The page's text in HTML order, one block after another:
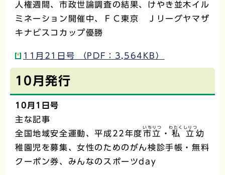
人権週間、市政世論調査の結果、けやき並木イル
ミネーション開催中、ＦＣ東京 Ｊリーグヤマザ
キナビスコカップ優勝
11月21日号 （PDF：3,564KB）
10月発行
10月1日号
主な記事
全国地域安全運動、平成22年度市立
いちりつ
・ 私立
わたくしりつ
幼
稚園児を募集、女性のためのがん検診手帳・無料
クーポン券、みんなのスポーツday